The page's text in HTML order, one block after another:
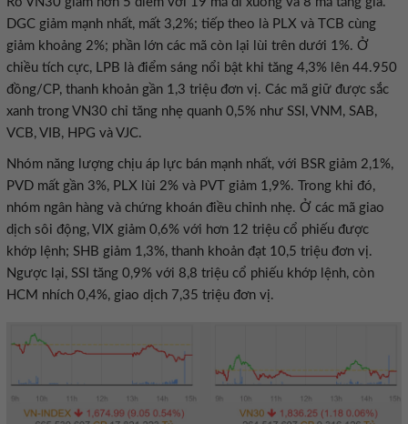
DGC giảm mạnh nhất, mất 3,2%; tiếp theo là PLX và TCB cùng
giảm khoảng 2%; phần lớn các mã còn lại lùi trên dưới 1%. Ở
chiều tích cực, LPB là điểm sáng nổi bật khi tăng 4,3% lên 44.950
đồng/CP, thanh khoản gần 1,3 triệu đơn vị. Các mã giữ được sắc
xanh trong VN30 chỉ tăng nhẹ quanh 0,5% như SSI, VNM, SAB,
VCB, VIB, HPG và VJC.
Nhóm năng lượng chịu áp lực bán mạnh nhất, với BSR giảm 2,1%,
PVD mất gần 3%, PLX lùi 2% và PVT giảm 1,9%. Trong khi đó,
nhóm ngân hàng và chứng khoán điều chỉnh nhẹ. Ở các mã giao
dịch sôi động, VIX giảm 0,6% với hơn 12 triệu cổ phiếu được
khớp lệnh; SHB giảm 1,3%, thanh khoản đạt 10,5 triệu đơn vị.
Ngược lại, SSI tăng 0,9% với 8,8 triệu cổ phiếu khớp lệnh, còn
HCM nhích 0,4%, giao dịch 7,35 triệu đơn vị.